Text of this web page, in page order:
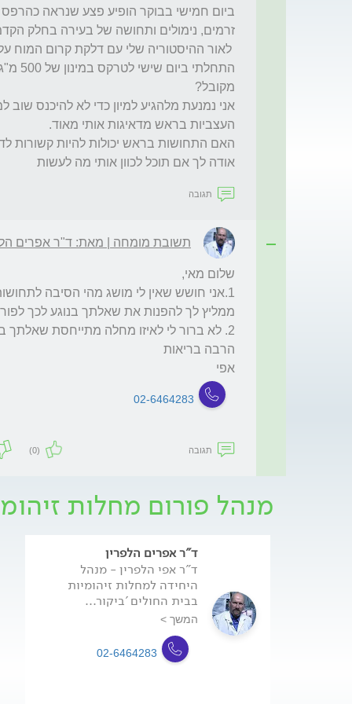
אודה לך אם תוכל לכוון אותי מה לעשות
תגובה
תשובת מומחה | מאת: ד"ר אפרים
אפי
02-6464283
תגובה (0)
מנהל פורום מחלות
ד"ר אפרים הלפרין
ד"ר אפי הלפרין - מנהל
היחידה למחלות זיהומיות
בבית החולים 'ביקור...
המשך >
02-6464283